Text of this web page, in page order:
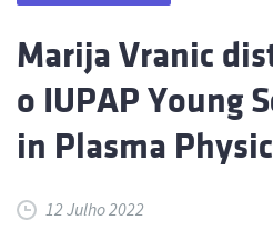
Marija Vranic
o IUPAP Young
in Plasma
12 Julho 2022